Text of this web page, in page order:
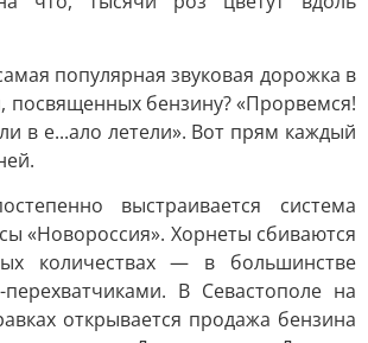
популярная звуковая дорожка в
посвященных бензину? «Прорвемся!
в е...ало летели». Вот прям каждый
выстраивается система
«Новороссия». Хорнеты сбиваются
количествах — в большинстве
В Севастополе на
открывается продажа бензина